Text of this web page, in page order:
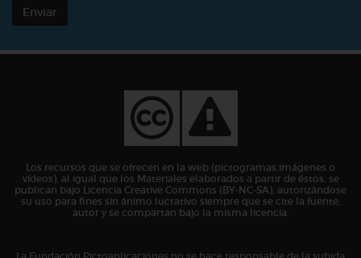
Enviar
Los recursos que se ofrecen en la web (pictogramas,imágenes o
vídeos), al igual que los Materiales elaborados a partir de éstos, se
publican bajo Licencia Creative Commons (BY-NC-SA), autorizándose
su uso para fines sin ánimo lucrativo siempre que se cite la fuente,
autor y se compartan bajo la misma licencia.